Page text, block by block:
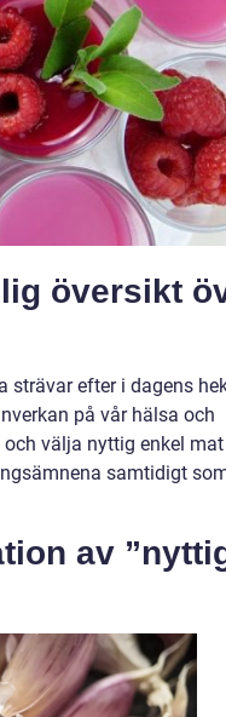
översikt
strävar efter i dagens
på vår hälsa och
välja nyttig enkel
samtidigt
av